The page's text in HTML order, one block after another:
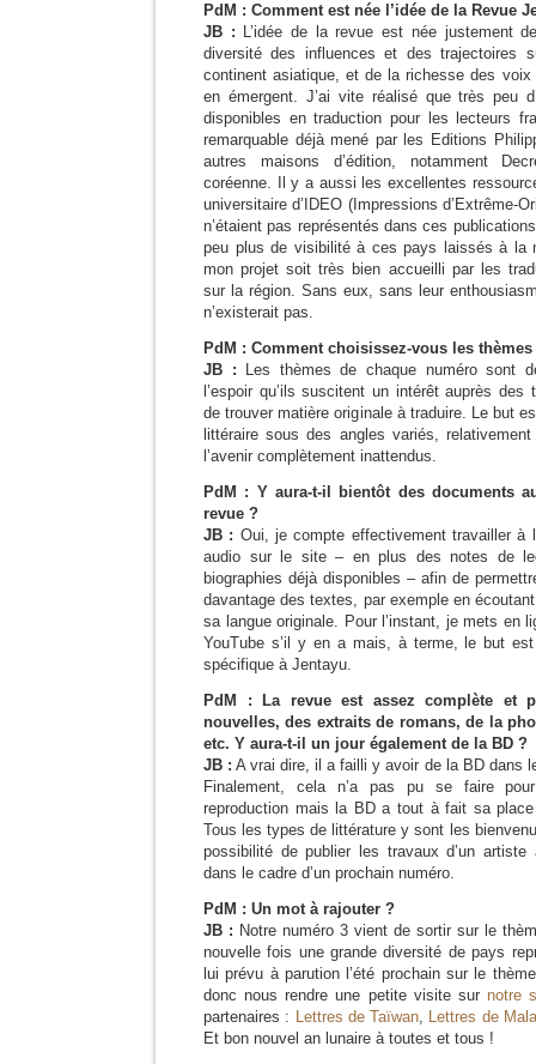
PdM : Comment est née l’idée de la Revue
JB : L’idée de la revue est née justement
diversité des influences et des trajectoires
continent asiatique, et de la richesse des
en émergent. J’ai vite réalisé que très peu
disponibles en traduction pour les lecteurs
remarquable déjà mené par les Editions
autres maisons d’édition, notamment
coréenne. Il y a aussi les excellentes
universitaire d’IDEO (Impressions d’Extrême-
n’étaient pas représentés dans ces
peu plus de visibilité à ces pays laissés à la
mon projet soit très bien accueilli par les
sur la région. Sans eux, sans leur
n’existerait pas.
PdM : Comment choisissez-vous les
JB : Les thèmes de chaque numéro sont
l’espoir qu’ils suscitent un intérêt auprès
de trouver matière originale à traduire. Le but
littéraire sous des angles variés,
l’avenir complètement inattendus.
PdM : Y aura-t-il bientôt des documents
revue ?
JB : Oui, je compte effectivement travailler à
audio sur le site – en plus des notes de
biographies déjà disponibles – afin de
davantage des textes, par exemple en
sa langue originale. Pour l’instant, je mets en
YouTube s’il y en a mais, à terme, le but
spécifique à Jentayu.
PdM : La revue est assez complète et
nouvelles, des extraits de romans, de la
etc. Y aura-t-il un jour également de la BD ?
JB : A vrai dire, il a failli y avoir de la BD dans
Finalement, cela n’a pas pu se faire
reproduction mais la BD a tout à fait sa
Tous les types de littérature y sont les
possibilité de publier les travaux d’un artiste
dans le cadre d’un prochain numéro.
PdM : Un mot à rajouter ?
JB : Notre numéro 3 vient de sortir sur le
nouvelle fois une grande diversité de pays
lui prévu à parution l’été prochain sur le
donc nous rendre une petite visite sur notre
partenaires : Lettres de Taïwan, Lettres de
Et bon nouvel an lunaire à toutes et tous !